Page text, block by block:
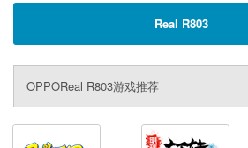
Real R803
OPPOReal R803游戏推荐